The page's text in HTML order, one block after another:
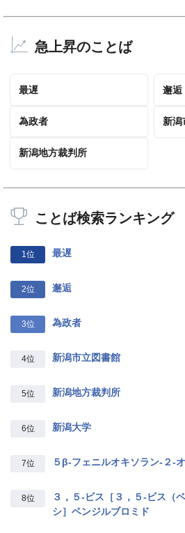
急上昇のことば
最遅 邂逅
為政者 新潟
新潟地方裁判所
ことば検索ランキング
1位 最遅
2位 邂逅
3位 為政者
4位 新潟市立図書館
5位 新潟地方裁判所
6位 新潟大学
7位 ５β‐フェニルオキソラン‐２‐
8位
３，５‐ビス［３，５‐ビス（
シ］ベンジルブロミド